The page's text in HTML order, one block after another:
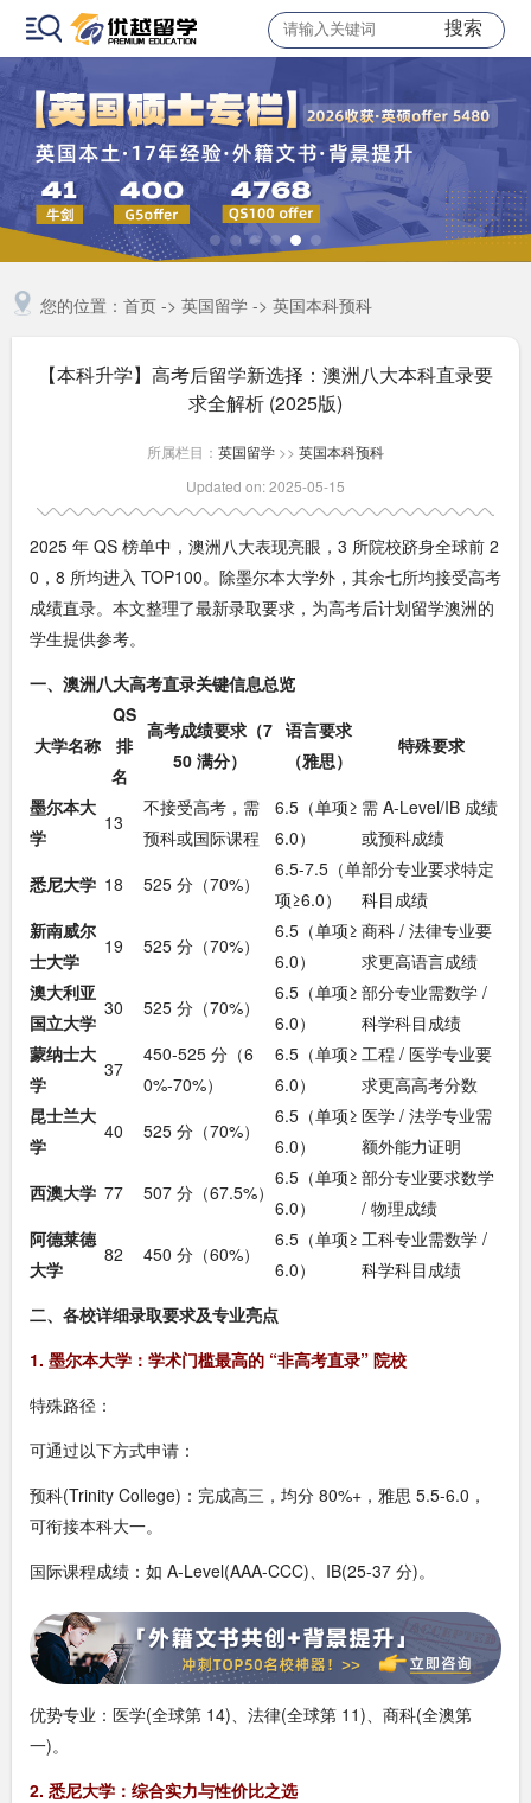
搜索
您的位置： 首页-> 英国留学-> 英国本科预科
【本科升学】高考后留学新选择：澳洲八大本科直录要
求全解析 (2025版)
所属栏目： 英国留学 >> 英国本科预科
Updated on: 2025-05-15
2025 年 QS 榜单中，澳洲八大表现亮眼，3 所院校跻身全球前 2
0，8 所均进入 TOP100。除墨尔本大学外，其余七所均接受高考
成绩直录。本文整理了最新录取要求，为高考后计划留学澳洲的
学生提供参考。
一、澳洲八大高考直录关键信息总览
大学名称
QS
排
名
高考成绩要求（7
50 满分）
语言要求
（雅思）
特殊要求
墨尔本大
学
13
不接受高考，需
预科或国际课程
6.5（单项≥
6.0）
需 A-Level/IB 成绩
或预科成绩
悉尼大学 18 525 分（70%）
6.5-7.5（单
项≥6.0）
部分专业要求特定
科目成绩
新南威尔
士大学
19 525 分（70%）
6.5（单项≥
6.0）
商科 / 法律专业要
求更高语言成绩
澳大利亚
国立大学
30 525 分（70%）
6.5（单项≥
6.0）
部分专业需数学 /
科学科目成绩
蒙纳士大
学
37
450-525 分（6
0%-70%）
6.5（单项≥
6.0）
工程 / 医学专业要
求更高高考分数
昆士兰大
学
40 525 分（70%）
6.5（单项≥
6.0）
医学 / 法学专业需
额外能力证明
西澳大学 77 507 分（67.5%）
6.5（单项≥
6.0）
部分专业要求数学
/ 物理成绩
阿德莱德
大学
82 450 分（60%）
6.5（单项≥
6.0）
工科专业需数学 /
科学科目成绩
二、各校详细录取要求及专业亮点
1. 墨尔本大学：学术门槛最高的 “非高考直录” 院校
特殊路径：
可通过以下方式申请：
预科(Trinity College)：完成高三，均分 80%+，雅思 5.5-6.0，
可衔接本科大一。
国际课程成绩：如 A-Level(AAA-CCC)、IB(25-37 分)。
优势专业：医学(全球第 14)、法律(全球第 11)、商科(全澳第
一)。
2. 悉尼大学：综合实力与性价比之选